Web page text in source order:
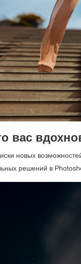
вас
новых возможностей
решений в